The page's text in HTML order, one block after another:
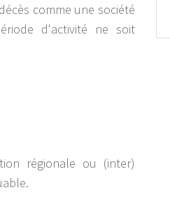
comme une société
d'activité ne soit
régionale ou (inter)